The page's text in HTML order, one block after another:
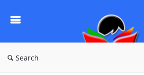
Questions
Search